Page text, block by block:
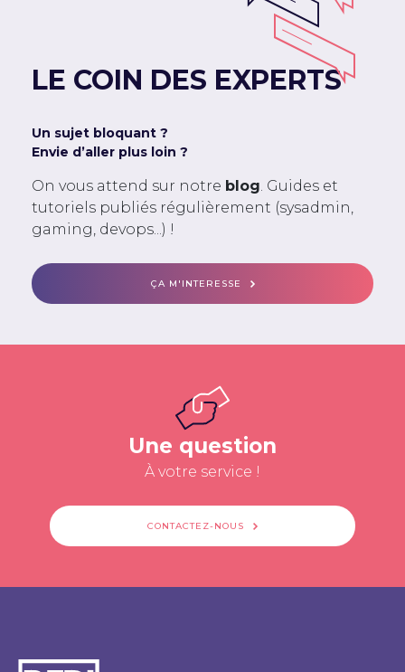
LE COIN DES EXPERTS
Un sujet bloquant ?
Envie d’aller plus loin ?
On vous attend sur notre blog. Guides et
tutoriels publiés régulièrement (sysadmin,
gaming, devops...) !
ÇA M'INTERESSE
Une question
À votre service !
CONTACTEZ-NOUS